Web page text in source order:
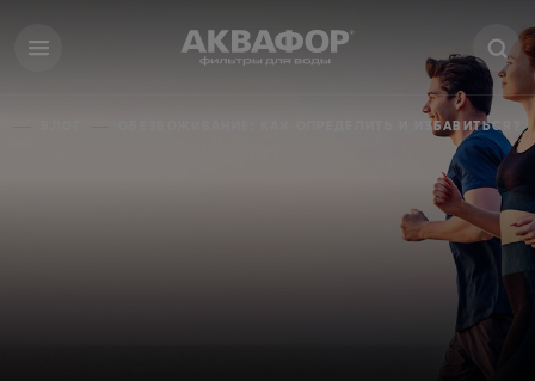
ОБЕЗВОЖИВАНИЕ: КАК ОПРЕДЕЛИТЬ И ИЗБАВИТЬСЯ?